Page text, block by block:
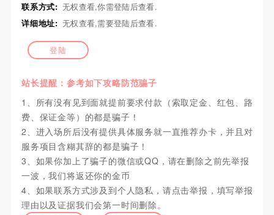
联系方式: 无权查看,你需登陆后查看.
详细地址: 无权查看,需要登陆后查看.
登陆
站长提醒：参考如下攻略防范骗子
1、所有没有见到面就提前要求付款（索取定金、红包、路
费、保证金等）的都是骗子！
2、进入场所后没有提供具体服务就一直推荐办卡，并且对
服务项目含糊其辞的都是骗子！
3、如果你加上了骗子的微信或QQ，请在删除之前先举报
一波，我们将返还你的金币
4、如果联系方式涉及到个人隐私，请点击举报，填写举报
理由以及证据我们会第一时间删除。